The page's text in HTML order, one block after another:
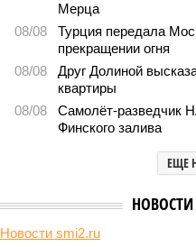
В нескольких станциях от
леса» пайщики ЖК
компании Capital Group
В нескольких станциях от уже
«Станция Л» продолжают